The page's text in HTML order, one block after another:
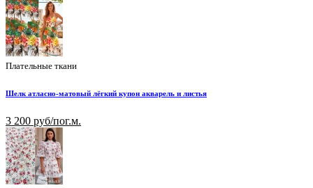
Плательные ткани
Шелк атласно-матовый лёгкий купон акварель и листья
3 200 руб/пог.м.